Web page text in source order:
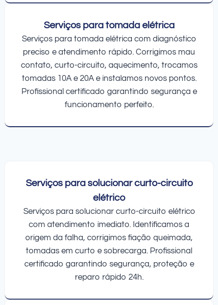
Serviços para tomada elétrica
Serviços para tomada elétrica com diagnóstico
preciso e atendimento rápido. Corrigimos mau
contato, curto-circuito, aquecimento, trocamos
tomadas 10A e 20A e instalamos novos pontos.
Profissional certificado garantindo segurança e
funcionamento perfeito.
Serviços para solucionar curto-circuito
elétrico
Serviços para solucionar curto-circuito elétrico
com atendimento imediato. Identificamos a
origem da falha, corrigimos fiação queimada,
tomadas em curto e sobrecarga. Profissional
certificado garantindo segurança, proteção e
reparo rápido 24h.